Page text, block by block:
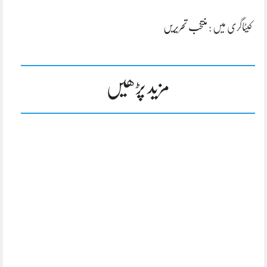
کیٹاگری میں : منتخب تحریریں
مزید پڑھیں